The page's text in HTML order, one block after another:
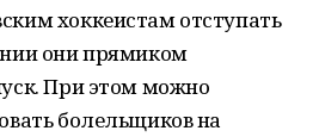
хоккеистам отступать
они прямиком
При этом можно
болельщиков на